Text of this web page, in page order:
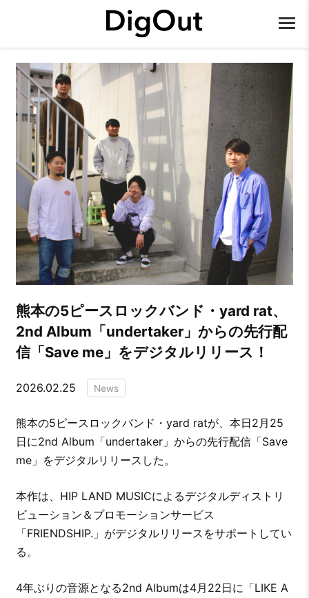
熊本の5ピースロックバンド・yard rat、
2nd Album「undertaker」からの先行配
信「Save me」をデジタルリリース！
2026.02.25 News
熊本の5ピースロックバンド・yard ratが、本日2月25
日に2nd Album「undertaker」からの先行配信「Save
me」をデジタルリリースした。
本作は、HIP LAND MUSICによるデジタルディストリ
ビューション＆プロモーションサービス
「FRIENDSHIP.」がデジタルリリースをサポートしてい
る。
4年ぶりの音源となる2nd Albumは4月22日に「LIKE A